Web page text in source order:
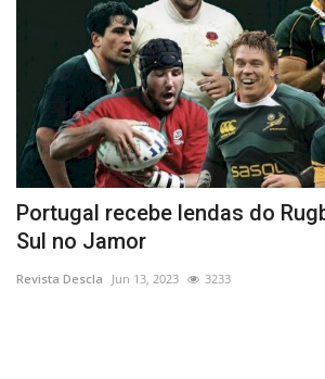
Portugal recebe lendas do
Sul no Jamor
Revista Descla Jun 13, 2023 3233